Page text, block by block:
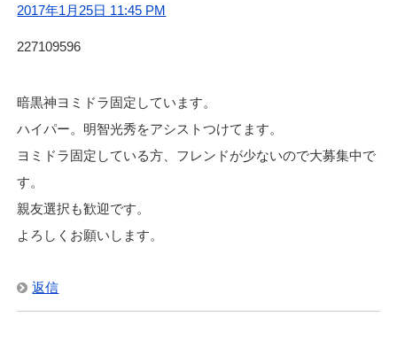
2017年1月25日 11:45 PM
227109596
暗黒神ヨミドラ固定しています。
ハイパー。明智光秀をアシストつけてます。
ヨミドラ固定している方、フレンドが少ないので大募集中で
す。
親友選択も歓迎です。
よろしくお願いします。
返信